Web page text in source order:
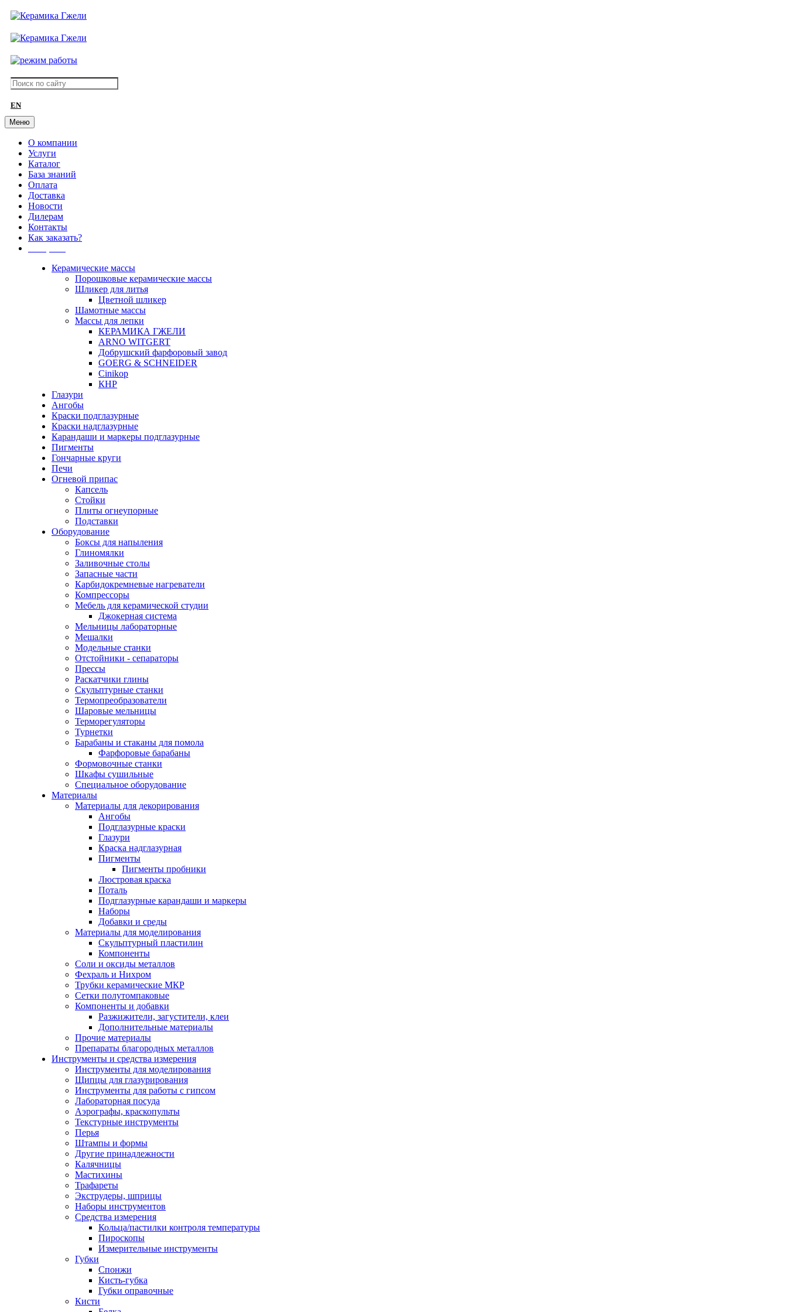
EN
Меню
О компании
Услуги
Каталог
База знаний
Оплата
Доставка
Новости
Дилерам
Контакты
Как заказать?
Керамические массы
Порошковые керамические массы
Шликер для литья
Цветной шликер
Шамотные массы
Массы для лепки
КЕРАМИКА ГЖЕЛИ
ARNO WITGERT
Добрушский фарфоровый завод
GOERG & SCHNEIDER
Cinikop
КНР
Глазури
Ангобы
Краски подглазурные
Краски надглазурные
Карандаши и маркеры подглазурные
Пигменты
Гончарные круги
Печи
Огневой припас
Капсель
Стойки
Плиты огнеупорные
Подставки
Оборудование
Боксы для напыления
Глиномялки
Заливочные столы
Запасные части
Карбидокремневые нагреватели
Компрессоры
Мебель для керамической студии
Джокерная система
Мельницы лабораторные
Мешалки
Модельные станки
Отстойники - сепараторы
Прессы
Раскатчики глины
Скульптурные станки
Термопреобразователи
Шаровые мельницы
Терморегуляторы
Турнетки
Барабаны и стаканы для помола
Фарфоровые барабаны
Формовочные станки
Шкафы сушильные
Специальное оборудование
Материалы
Материалы для декорирования
Ангобы
Подглазурные краски
Глазури
Краска надглазурная
Пигменты
Пигменты пробники
Люстровая краска
Поталь
Подглазурные карандаши и маркеры
Наборы
Добавки и среды
Материалы для моделирования
Скульптурный пластилин
Компоненты
Соли и оксиды металлов
Фехраль и Нихром
Трубки керамические МКР
Сетки полутомпаковые
Компоненты и добавки
Разжижители, загустители, клеи
Дополнительные материалы
Прочие материалы
Препараты благородных металлов
Инструменты и средства измерения
Инструменты для моделирования
Щипцы для глазурирования
Инструменты для работы с гипсом
Лабораторная посуда
Аэрографы, краскопульты
Текстурные инструменты
Перья
Штампы и формы
Другие принадлежности
Калячницы
Мастихины
Трафареты
Экструдеры, шприцы
Наборы инструментов
Средства измерения
Кольца/пастилки контроля температуры
Пироскопы
Измерительные инструменты
Губки
Спонжи
Кисть-губка
Губки оправочные
Кисти